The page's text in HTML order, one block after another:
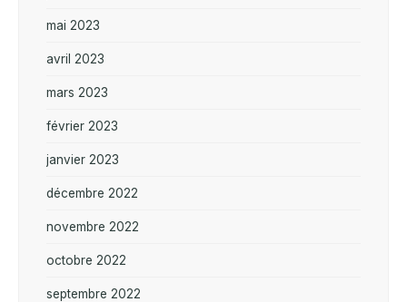
mai 2023
avril 2023
mars 2023
février 2023
janvier 2023
décembre 2022
novembre 2022
octobre 2022
septembre 2022